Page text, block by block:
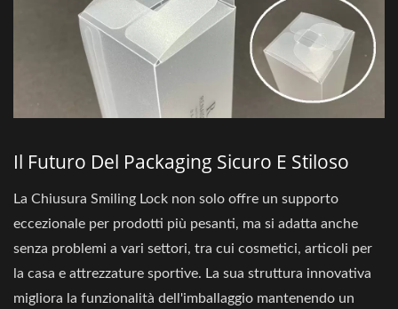
Il Futuro Del Packaging Sicuro E Stiloso
La Chiusura Smiling Lock non solo offre un supporto
eccezionale per prodotti più pesanti, ma si adatta anche
senza problemi a vari settori, tra cui cosmetici, articoli per
la casa e attrezzature sportive. La sua struttura innovativa
migliora la funzionalità dell'imballaggio mantenendo un